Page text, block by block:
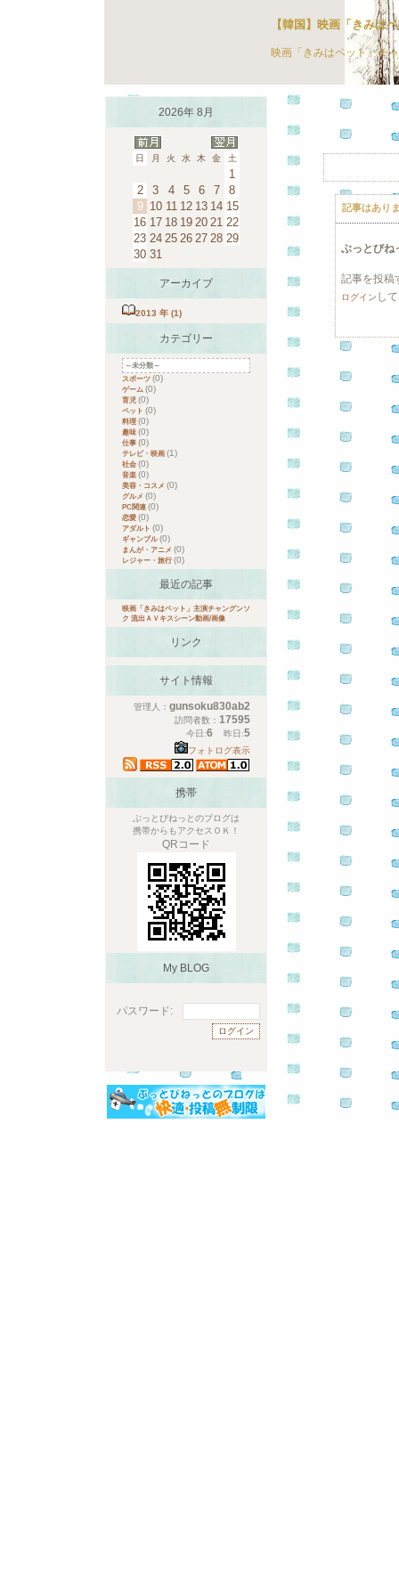
【韓国】映画「きみは
映画「きみはペット」チ
2026年 8月
日 月 火 水 木 金 土
1
2
3 4 5 6 7
8
9 10 11 12 13 14 15
16 17 18 19 20 21 22
23 24 25 26 27 28 29
30 31
アーカイブ
2013 年 (1)
カテゴリー
～未分類～
スポーツ (0)
ゲーム (0)
育児 (0)
ペット (0)
料理 (0)
趣味 (0)
仕事 (0)
テレビ・映画 (1)
社会 (0)
音楽 (0)
美容・コスメ (0)
グルメ (0)
PC関連 (0)
恋愛 (0)
アダルト (0)
ギャンブル(0)
まんが・アニメ (0)
レジャー・旅行 (0)
最近の記事
映画「きみはペット」主演チャングンソ
ク 流出ＡＶキスシーン動画/画像
リンク
サイト情報
管理人： gunsoku830ab2
訪問者数： 17595
今日:6 昨日:5
フォトログ表示
携帯
ぶっとびねっとのブログは
携帯からもアクセスＯＫ！
QRコード
My BLOG
パスワード:
記事はあり
ぶっとびね
記事を投稿
ログイン し